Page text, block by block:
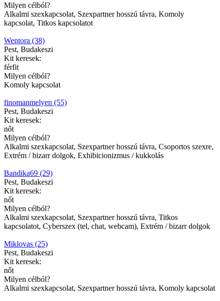
Milyen célból?
Alkalmi szexkapcsolat, Szexpartner hosszú távra, Komoly
kapcsolat, Titkos kapcsolatot
Wentora (38)
Pest, Budakeszi
Kit keresek:
férfit
Milyen célból?
Komoly kapcsolat
finomanmelyen (55)
Pest, Budakeszi
Kit keresek:
nőt
Milyen célból?
Alkalmi szexkapcsolat, Szexpartner hosszú távra, Csoportos szexre,
Extrém / bizarr dolgok, Exhibicionizmus / kukkolás
Bandika69 (29)
Pest, Budakeszi
Kit keresek:
nőt
Milyen célból?
Alkalmi szexkapcsolat, Szexpartner hosszú távra, Titkos
kapcsolatot, Cyberszex (tel, chat, webcam), Extrém / bizarr dolgok
Miklovas (25)
Pest, Budakeszi
Kit keresek:
nőt
Milyen célból?
Alkalmi szexkapcsolat, Szexpartner hosszú távra, Komoly kapcsolat